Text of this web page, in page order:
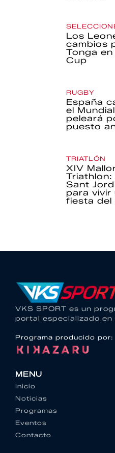
Los
cambios
Tonga
Cup
RUGBY
España
el
peleará
puesto
TRIATLÓN
XIV
Triathlon:
Sant
para vivir
fiesta del
VKS SPORT es un
portal especializado
Programa producido por:
MENU
Inicio
Noticias
Programas
Eventos
Contacto